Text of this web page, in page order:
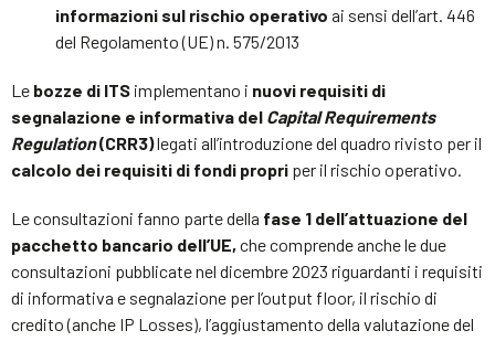
informazioni sul rischio operativo ai sensi dell’art. 446
del Regolamento (UE) n. 575/2013
Le bozze di ITS implementano i nuovi requisiti di
segnalazione e informativa del Capital Requirements
Regulation(CRR3)legati all’introduzione del quadro rivisto per il
calcolo dei requisiti di fondi propri per il rischio operativo.
Le consultazioni fanno parte della fase 1 dell’attuazione del
pacchetto bancario dell’UE, che comprende anche le due
consultazioni pubblicate nel dicembre 2023 riguardanti i requisiti
di informativa e segnalazione per l’output floor, il rischio di
credito (anche IP Losses), l’aggiustamento della valutazione del